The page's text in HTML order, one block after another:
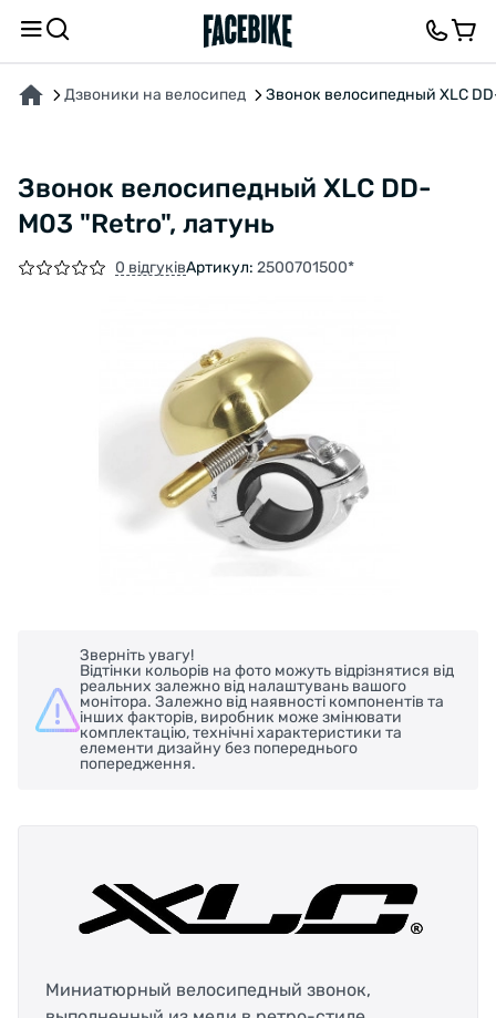
Дзвоники на велосипед Звонок велосипедный XLC
Звонок велосипедный XLC DD-
M03 "Retro", латунь
0 відгуківАртикул: 2500701500*
Зверніть увагу!
Відтінки кольорів на фото можуть відрізнятися від
реальних залежно від налаштувань вашого
монітора. Залежно від наявності компонентів та
інших факторів, виробник може змінювати
комплектацію, технічні характеристики та
елементи дизайну без попереднього
попередження.
Миниатюрный велосипедный звонок,
ПРО ТОВАР ВІДГУКИ ТА ЗАПИТАННЯ